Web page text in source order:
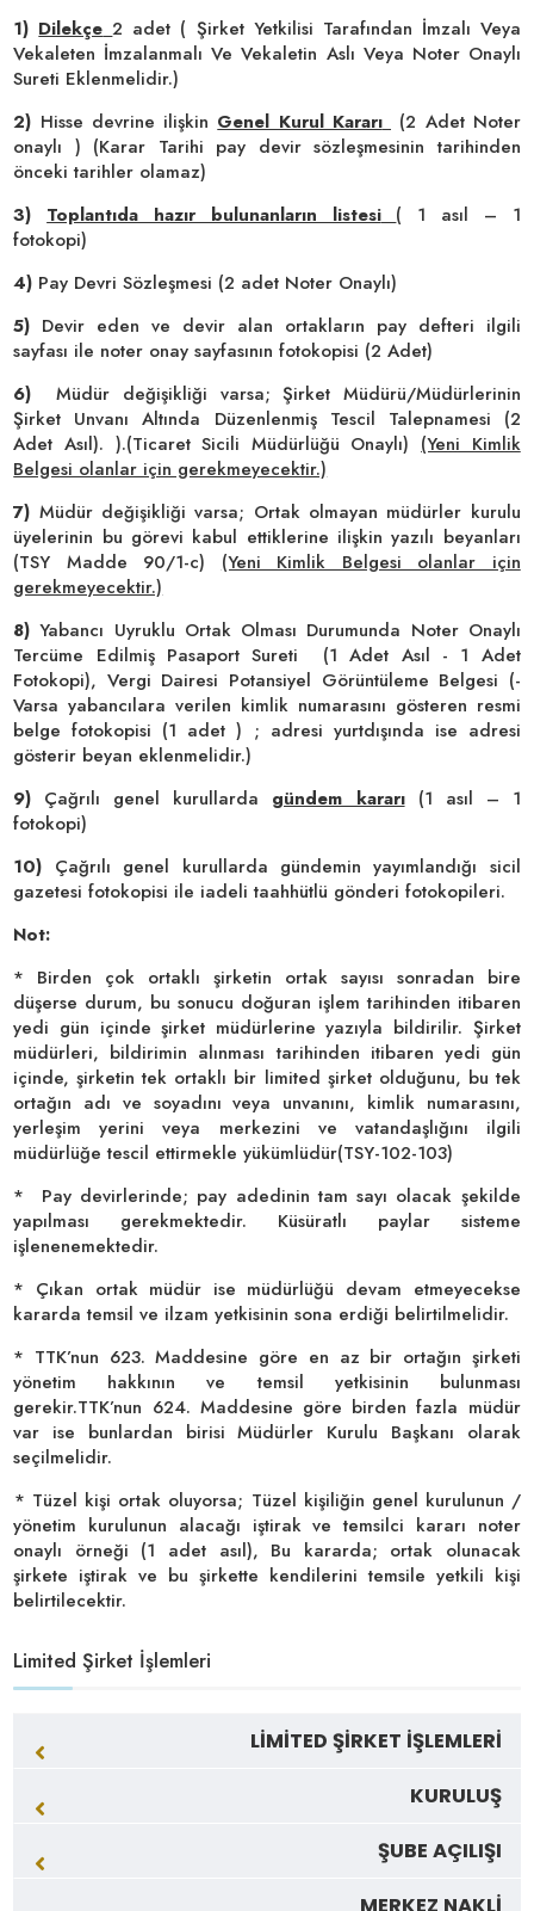
1) Dilekçe 2 adet ( Şirket Yetkilisi Tarafından İmzalı Veya
Vekaleten İmzalanmalı Ve Vekaletin Aslı Veya Noter Onaylı
Sureti Eklenmelidir.)
2) Hisse devrine ilişkin Genel Kurul Kararı
(2 Adet Noter
onaylı ) (Karar Tarihi pay devir sözleşmesinin tarihinden
önceki tarihler olamaz)
3) Toplantıda hazır bulunanların listesi
( 1 asıl – 1
fotokopi)
4) Pay Devri Sözleşmesi (2 adet Noter Onaylı)
5) Devir eden ve devir alan ortakların pay defteri ilgili
sayfası ile noter onay sayfasının fotokopisi (2 Adet)
6)
Müdür değişikliği varsa; Şirket Müdürü/Müdürlerinin
Şirket Unvanı Altında Düzenlenmiş Tescil Talepnamesi (2
Adet Asıl). ).(Ticaret Sicili Müdürlüğü Onaylı) (Yeni Kimlik
Belgesi olanlar için gerekmeyecektir.)
7) Müdür değişikliği varsa; Ortak olmayan müdürler kurulu
üyelerinin bu görevi kabul ettiklerine ilişkin yazılı beyanları
(TSY Madde 90/1-c) (Yeni Kimlik Belgesi olanlar için
gerekmeyecektir.)
8)Yabancı Uyruklu Ortak Olması Durumunda Noter Onaylı
Tercüme Edilmiş Pasaport Sureti (1 Adet Asıl - 1 Adet
Fotokopi), Vergi Dairesi Potansiyel Görüntüleme Belgesi (-
Varsa yabancılara verilen kimlik numarasını gösteren resmi
belge fotokopisi (1 adet ) ; adresi yurtdışında ise adresi
gösterir beyan eklenmelidir.)
9) Çağrılı genel kurullarda gündem kararı (1 asıl – 1
fotokopi)
10) Çağrılı genel kurullarda gündemin yayımlandığı sicil
gazetesi fotokopisi ile iadeli taahhütlü gönderi fotokopileri.
Not:
* Birden çok ortaklı şirketin ortak sayısı sonradan bire
düşerse durum, bu sonucu doğuran işlem tarihinden itibaren
yedi gün içinde şirket müdürlerine yazıyla bildirilir. Şirket
müdürleri, bildirimin alınması tarihinden itibaren yedi gün
içinde, şirketin tek ortaklı bir limited şirket olduğunu, bu tek
ortağın adı ve soyadını veya unvanını, kimlik numarasını,
yerleşim yerini veya merkezini ve vatandaşlığını ilgili
müdürlüğe tescil ettirmekle yükümlüdür(TSY-102-103)
* Pay devirlerinde; pay adedinin tam sayı olacak şekilde
yapılması gerekmektedir. Küsüratlı paylar sisteme
işlenenemektedir.
* Çıkan ortak müdür ise müdürlüğü devam etmeyecekse
kararda temsil ve ilzam yetkisinin sona erdiği belirtilmelidir.
* TTK’nun 623. Maddesine göre en az bir ortağın şirketi
yönetim hakkının ve temsil yetkisinin bulunması
gerekir.TTK’nun 624. Maddesine göre birden fazla müdür
var ise bunlardan birisi Müdürler Kurulu Başkanı olarak
seçilmelidir.
* Tüzel kişi ortak oluyorsa; Tüzel kişiliğin genel kurulunun /
yönetim kurulunun alacağı iştirak ve temsilci kararı noter
onaylı örneği (1 adet asıl), Bu kararda; ortak olunacak
şirkete iştirak ve bu şirkette kendilerini temsile yetkili kişi
belirtilecektir.
Limited Şirket İşlemleri
LİMİTED ŞİRKET İŞLEMLERİ
KURULUŞ
ŞUBE AÇILIŞI